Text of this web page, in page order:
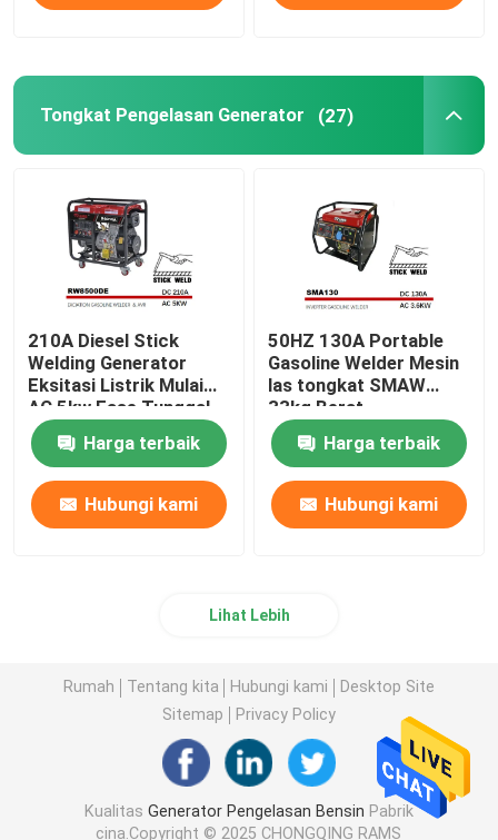
Tongkat Pengelasan Generator (27)
210A Diesel Stick
Welding Generator
Eksitasi Listrik Mulai
AC 5kw Fase Tunggal
Harga terbaik
Hubungi kami
50HZ 130A Portable
Gasoline Welder Mesin
las tongkat SMAW
33kg Berat
Harga terbaik
Hubungi kami
Lihat Lebih
Rumah Tentang kita Hubungi kami
Desktop Site
Sitemap
Privacy Policy
Kualitas Generator Pengelasan Bensin Pabrik
cina.Copyright © 2025 CHONGQING RAMS